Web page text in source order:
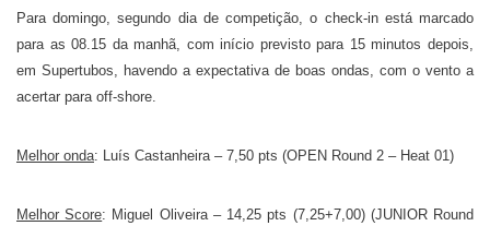
Para domingo, segundo dia de competição, o check-in está marcado
para as 08.15 da manhã, com início previsto para 15 minutos depois,
em Supertubos, havendo a expectativa de boas ondas, com o vento a
acertar para off-shore.
Melhor onda: Luís Castanheira – 7,50 pts (OPEN Round 2 – Heat 01)
Melhor Score: Miguel Oliveira – 14,25 pts (7,25+7,00) (JUNIOR Round